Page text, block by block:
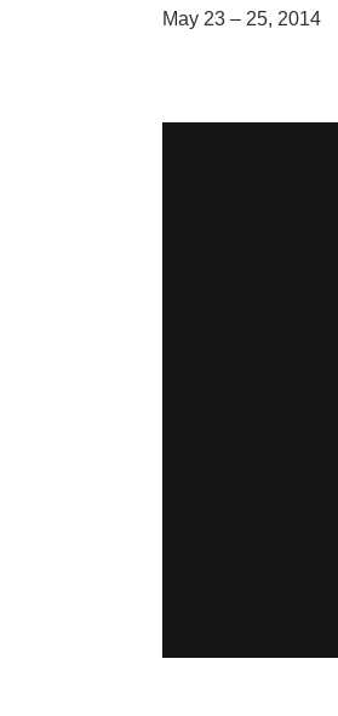
May 23 – 25, 2014